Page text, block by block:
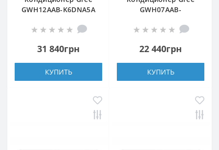
GWH12AAB-K6DNA5A
31 840грн
КУПИТЬ
GWH07AAB-
22 440грн
КУПИТЬ